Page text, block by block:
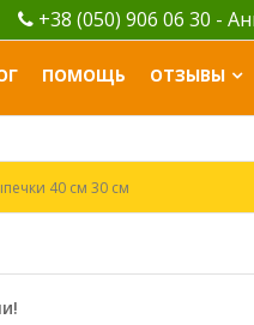
+38 (050) 906 06 30 -
ПОМОЩЬ ОТЗЫВЫ
40 см 30 см